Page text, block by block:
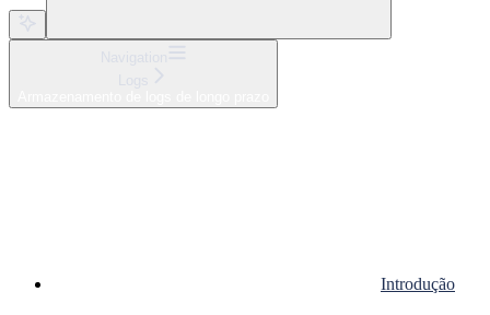
Introdução